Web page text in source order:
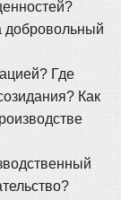
добровольный
Где
Как